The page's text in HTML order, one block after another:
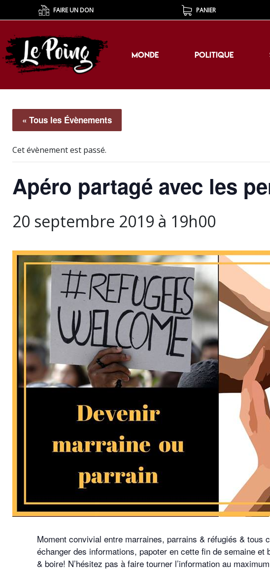
FAIRE UN DON PANIER
MONDE POLITIQUE
MONDE POLITIQUE
« Tous les Évènements
Cet évènement est passé.
Apéro partagé avec les
20 septembre 2019 à 19h00
Moment convivial entre marraines, parrains & réfugiés & tous
échanger des informations, papoter en cette fin de semaine
& boire! N’hésitez pas à faire tourner l’information au